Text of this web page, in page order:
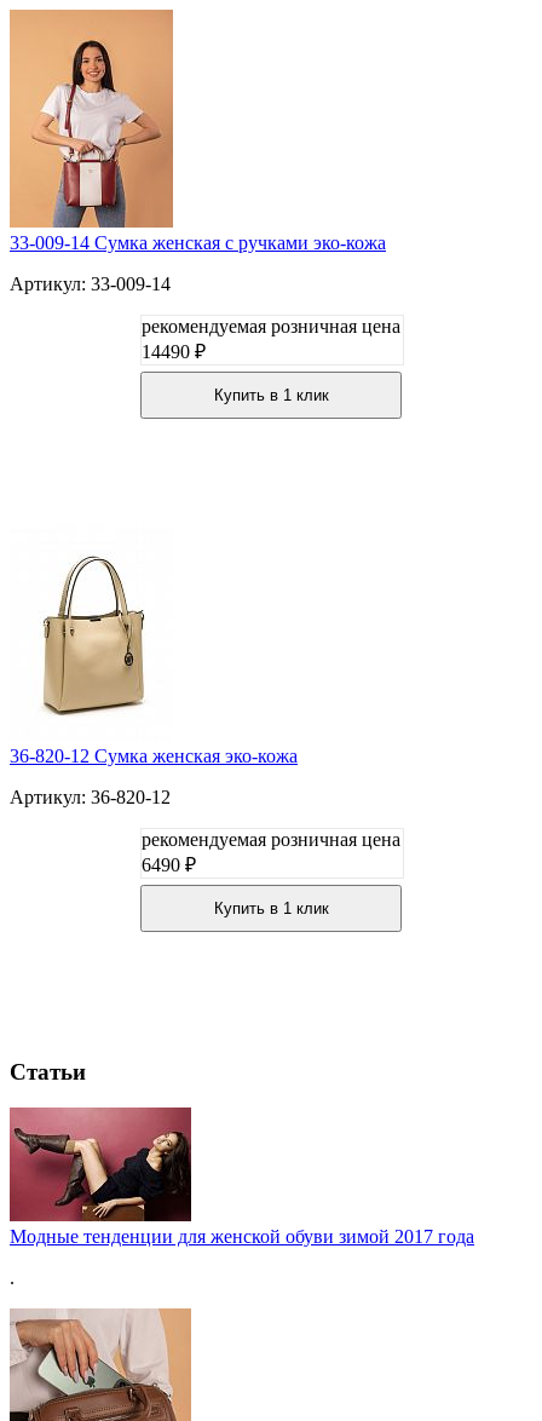
33-009-14 Сумка женская с ручками эко-кожа
Артикул: 33-009-14
рекомендуемая розничная цена
14490 ₽
Купить в 1 клик
36-820-12 Сумка женская эко-кожа
Артикул: 36-820-12
рекомендуемая розничная цена
6490 ₽
Купить в 1 клик
Статьи
Модные тенденции для женской обуви зимой 2017 года
.